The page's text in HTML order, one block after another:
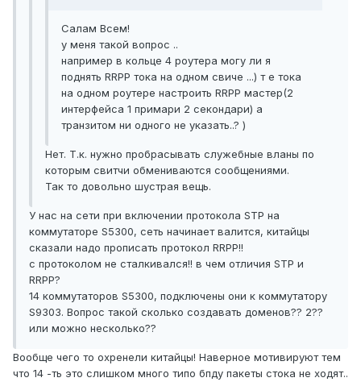
Салам Всем!
у меня такой вопрос ..
например в кольце 4 роутера могу ли я
поднять RRPP тока на одном свиче ...) т е тока
на одном роутере настроить RRPP мастер(2
интерфейса 1 примари 2 секондари) а
транзитом ни одного не указать..? )
Нет. Т.к. нужно пробрасывать служебные вланы по
которым свитчи обмениваются сообщениями.
Так то довольно шустрая вещь.
У нас на сети при включении протокола STP на
коммутаторе S5300, сеть начинает валится, китайцы
сказали надо прописать протокол RRPP!!
c протоколом не сталкивался!! в чем отличия STP и
RRPP?
14 коммутаторов S5300, подключены они к коммутатору
S9303. Вопрос такой сколько создавать доменов?? 2??
или можно несколько??
Вообще чего то охренели китайцы! Наверное мотивируют тем
что 14 -ть это слишком много типо бпду пакеты стока не ходят..